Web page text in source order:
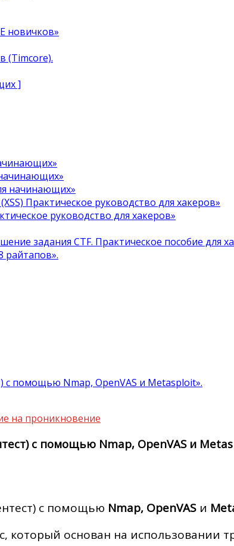
новичков»
(Timcore).
]
начинающих»
Практическое руководство для хакеров»
руководство для хакеров»
задания CTF. Практическое пособие для
райтапов».
с помощью Nmap, OpenVAS и Metasploit».
на проникновение
с помощью Nmap, OpenVAS и
с помощью Nmap, OpenVAS и
основан на использовании